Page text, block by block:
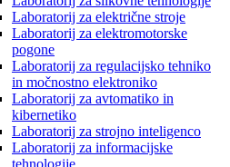
Laboratorij za električne stroje
Laboratorij za elektromotorske
pogone
Laboratorij za regulacijsko tehniko
in močnostno elektroniko
Laboratorij za avtomatiko in
kibernetiko
Laboratorij za strojno inteligenco
Laboratorij za informacijske
tehnologije